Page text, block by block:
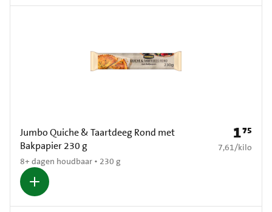
Jumbo Quiche & Taartdeeg Rond met
Bakpapier 230 g
8+ dagen houdbaar • 230 g
Prijs: €
175
€ 7,61 per kilo
7,61/kilo